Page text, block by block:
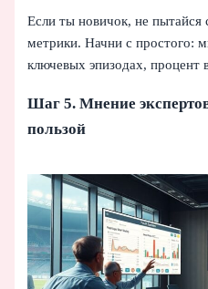
Если ты новичок, не пытайся
метрики. Начни с простого:
ключевых эпизодах, процент
Шаг 5. Мнение
пользой